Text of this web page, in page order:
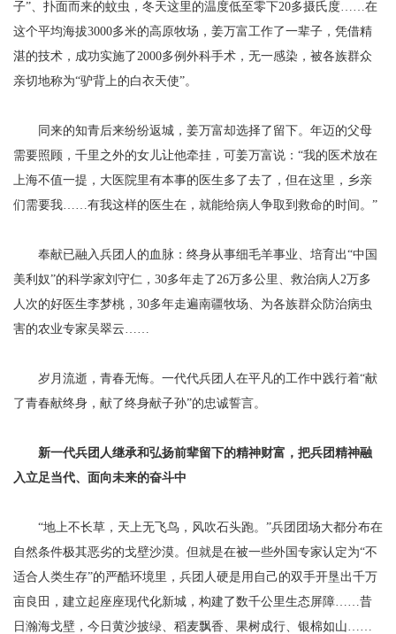
子”、扑面而来的蚊虫，冬天这里的温度低至零下20多摄氏度……在
这个平均海拔3000多米的高原牧场，姜万富工作了一辈子，凭借精
湛的技术，成功实施了2000多例外科手术，无一感染，被各族群众
亲切地称为“驴背上的白衣天使”。
同来的知青后来纷纷返城，姜万富却选择了留下。年迈的父母
需要照顾，千里之外的女儿让他牵挂，可姜万富说：“我的医术放在
上海不值一提，大医院里有本事的医生多了去了，但在这里，乡亲
们需要我……有我这样的医生在，就能给病人争取到救命的时间。”
奉献已融入兵团人的血脉：终身从事细毛羊事业、培育出“中国
美利奴”的科学家刘守仁，30多年走了26万多公里、救治病人2万多
人次的好医生李梦桃，30多年走遍南疆牧场、为各族群众防治病虫
害的农业专家吴翠云……
岁月流逝，青春无悔。一代代兵团人在平凡的工作中践行着“献
了青春献终身，献了终身献子孙”的忠诚誓言。
新一代兵团人继承和弘扬前辈留下的精神财富，把兵团精神融
入立足当代、面向未来的奋斗中
“地上不长草，天上无飞鸟，风吹石头跑。”兵团团场大都分布在
自然条件极其恶劣的戈壁沙漠。但就是在被一些外国专家认定为“不
适合人类生存”的严酷环境里，兵团人硬是用自己的双手开垦出千万
亩良田，建立起座座现代化新城，构建了数千公里生态屏障……昔
日瀚海戈壁，今日黄沙披绿、稻麦飘香、果树成行、银棉如山……